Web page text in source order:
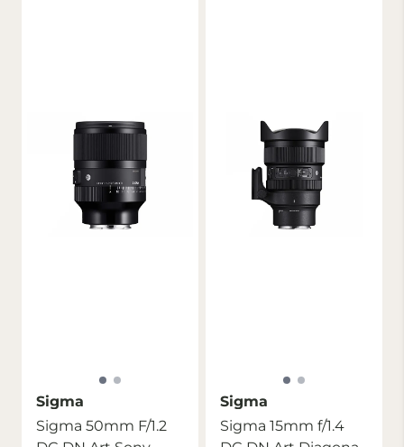
Sigma
Sigma 50mm F/1.2
Sigma
Sigma 15mm f/1.4